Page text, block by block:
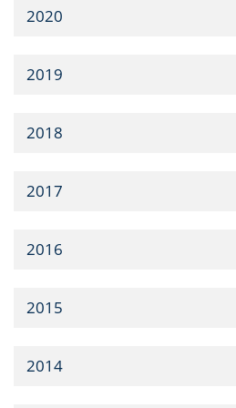
2020
2019
2018
2017
2016
2015
2014